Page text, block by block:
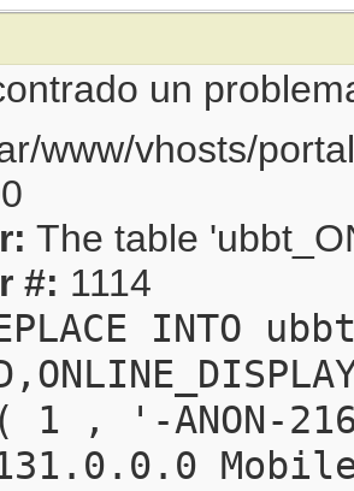
un
www/vhosts/
The table
#: 1114
INTO
( 1 , '-
131.0.0.0